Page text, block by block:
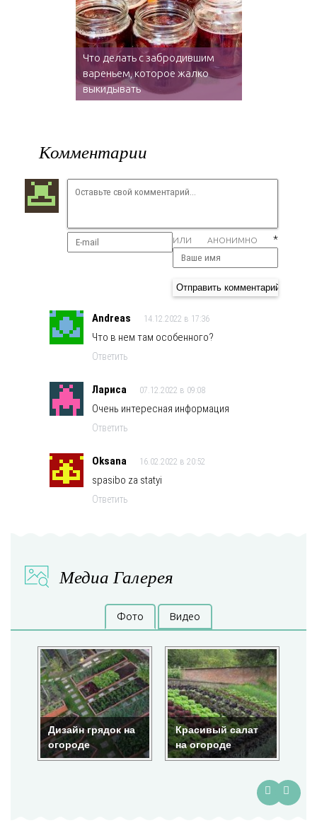
Что делать с забродившим
вареньем, которое жалко
выкидывать
Комментарии
ИЛИ АНОНИМНО *
Andreas 14.12.2022 в 17:36
Что в нем там особенного?
Ответить
Лариса 07.12.2022 в 09:08
Очень интересная информация
Ответить
Oksana 16.02.2022 в 20:52
spasibo za statyi
Ответить
Медиа Галерея
Фото Видео
Дизайн грядок на
огороде
Красивый салат
на огороде